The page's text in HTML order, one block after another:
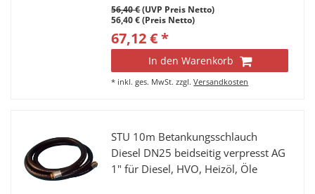
56,40 €(UVP Preis Netto)
56,40 € (Preis Netto)
67,12 € *
In den Warenkorb
* inkl. ges. MwSt. zzgl.Versandkosten
STU 10m Betankungsschlauch
Diesel DN25 beidseitig verpresst AG
1" für Diesel, HVO, Heizöl, Öle